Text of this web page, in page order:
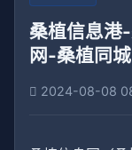
桑植信息港
网-桑植同
2024-08-08